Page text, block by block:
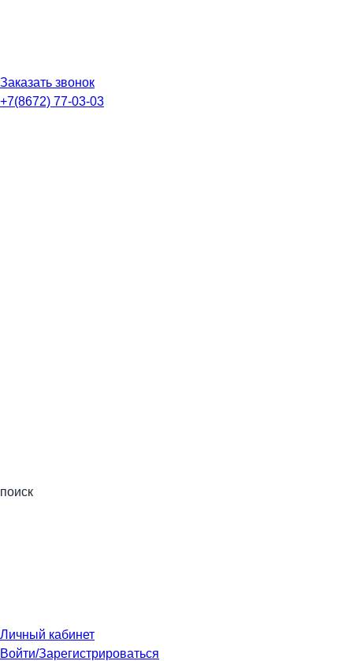
Заказать звонок
+7(8672) 77-03-03
поиск
Личный кабинет
Войти/Зарегистрироваться